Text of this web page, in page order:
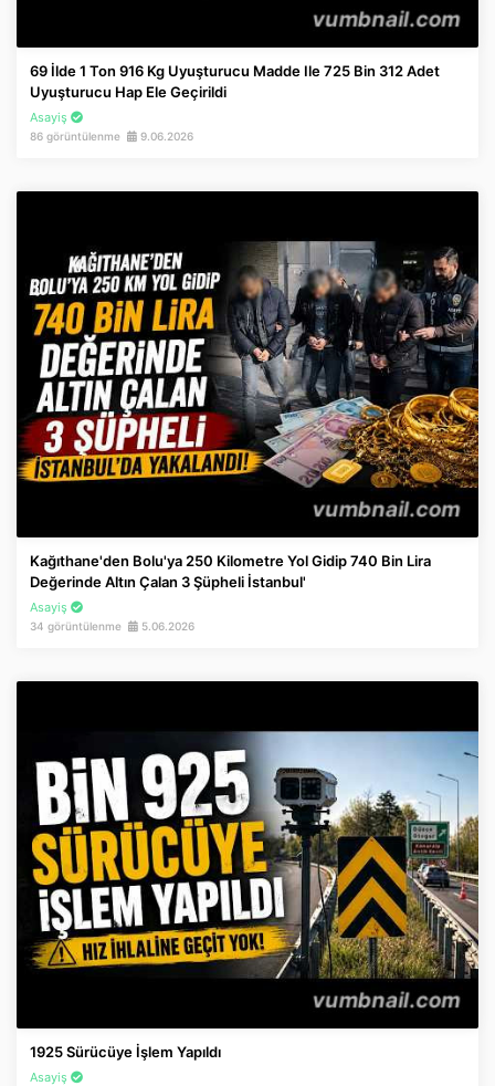
69 İlde 1 Ton 916 Kg Uyuşturucu Madde Ile 725 Bin 312 Adet
Uyuşturucu Hap Ele Geçirildi
Asayiş
86 görüntülenme 9.06.2026
Kağıthane'den Bolu'ya 250 Kilometre Yol Gidip 740 Bin Lira
Değerinde Altın Çalan 3 Şüpheli İstanbul'
Asayiş
34 görüntülenme 5.06.2026
1925 Sürücüye İşlem Yapıldı
Asayiş